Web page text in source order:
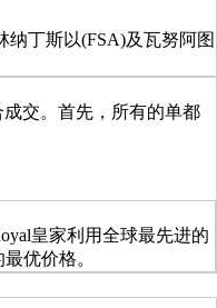
丁斯以(FSA)及瓦努阿图
交。首先，所有的单都
皇家利用全球最先进的
优价格。